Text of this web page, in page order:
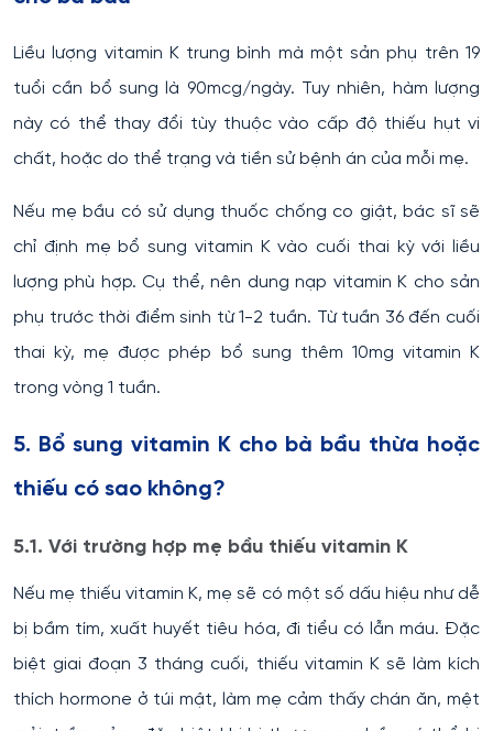
Liều lượng vitamin K trung bình mà một sản phụ trên 19
tuổi cần bổ sung là 90mcg/ngày. Tuy nhiên, hàm lượng
này có thể thay đổi tùy thuộc vào cấp độ thiếu hụt vi
chất, hoặc do thể trạng và tiền sử bệnh án của mỗi mẹ.
Nếu mẹ bầu có sử dụng thuốc chống co giật, bác sĩ sẽ
chỉ định mẹ bổ sung vitamin K vào cuối thai kỳ với liều
lượng phù hợp. Cụ thể, nên dung nạp vitamin K cho sản
phụ trước thời điểm sinh từ 1-2 tuần. Từ tuần 36 đến cuối
thai kỳ, mẹ được phép bổ sung thêm 10mg vitamin K
trong vòng 1 tuần.
5. Bổ sung vitamin K cho bà bầu thừa hoặc
thiếu có sao không?
5.1. Với trường hợp mẹ bầu thiếu vitamin K
Nếu mẹ thiếu vitamin K, mẹ sẽ có một số dấu hiệu như dễ
bị bầm tím, xuất huyết tiêu hóa, đi tiểu có lẫn máu. Đặc
biệt giai đoạn 3 tháng cuối, thiếu vitamin K sẽ làm kích
thích hormone ở túi mật, làm mẹ cảm thấy chán ăn, mệt